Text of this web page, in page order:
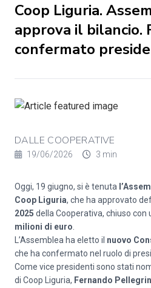
Coop Liguria.
approva il
confermato
DALLE COOPERATIVE
19/06/2026 3 min
Oggi, 19 giugno, si è tenuta
Coop Liguria, che ha approvato
2025 della Cooperativa, chiuso con
milioni di euro
L’Assemblea ha eletto il nuovo
che ha confermato nel ruolo di
Come vice presidenti sono stati
di Coop Liguria, Fernando